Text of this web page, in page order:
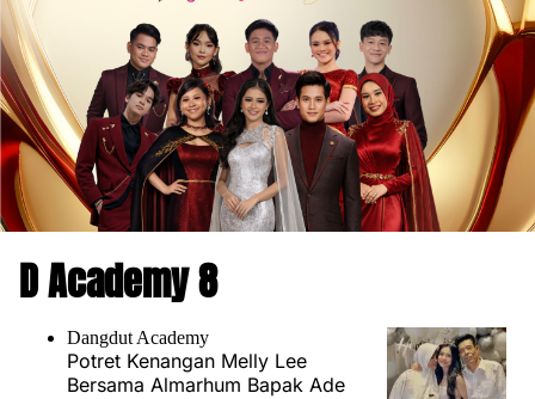
D Academy 8
Dangdut Academy
Potret Kenangan Melly Lee
Bersama Almarhum Bapak Ade